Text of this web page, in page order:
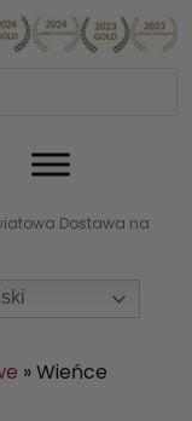
Dostawa na
internetowa
»Wieńce